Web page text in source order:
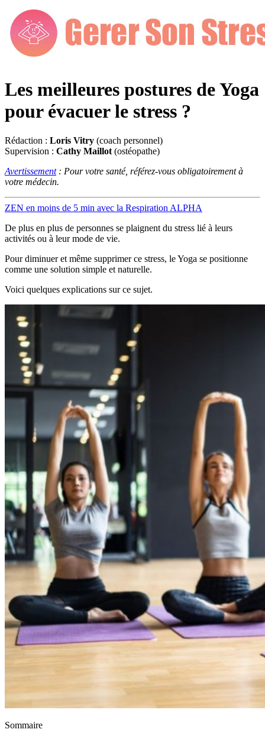
Les meilleures postures de Yoga
pour évacuer le stress ?
Rédaction : Loris Vitry (coach personnel)
Supervision : Cathy Maillot (ostéopathe)
Avertissement: Pour votre santé, référez-vous obligatoirement à
votre médecin.
ZEN en moins de 5 min avec la Respiration ALPHA
De plus en plus de personnes se plaignent du stress lié à leurs
activités ou à leur mode de vie.
Pour diminuer et même supprimer ce stress, le Yoga se positionne
comme une solution simple et naturelle.
Voici quelques explications sur ce sujet.
Sommaire